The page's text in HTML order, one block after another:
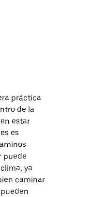
práctica
de la
estar
es
puede
ya
caminar